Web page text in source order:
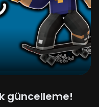
güncelleme!